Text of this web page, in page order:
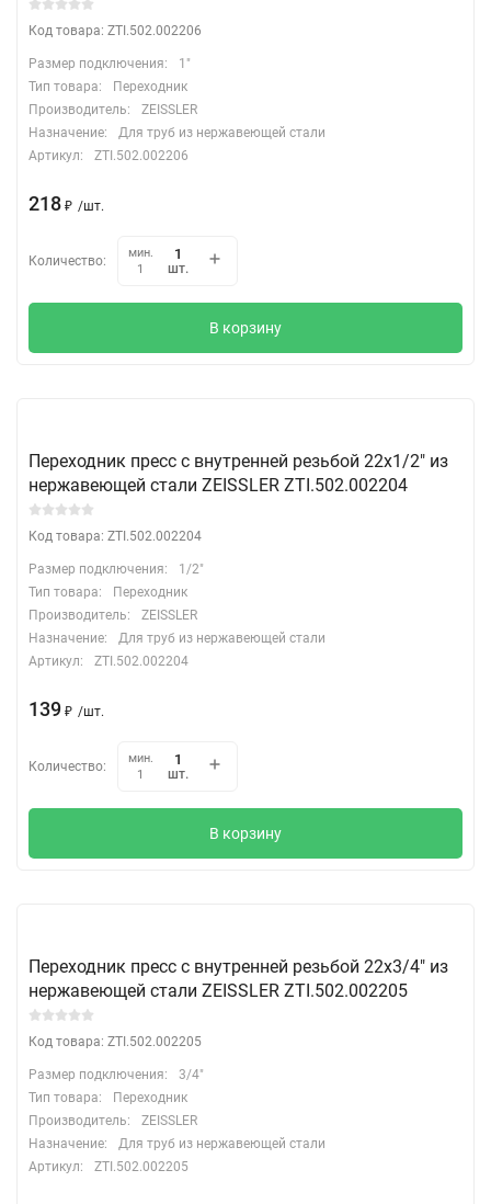
Код товара: ZTI.502.002206
Размер подключения:
1"
Тип товара:
Переходник
Производитель:
ZEISSLER
Назначение:
Для труб из нержавеющей стали
Артикул:
ZTI.502.002206
218 ₽ /шт.
Количество:
мин.
1
шт.
В корзину
Переходник пресс с внутренней резьбой 22х1/2" из
нержавеющей стали ZEISSLER ZTI.502.002204
Код товара: ZTI.502.002204
Размер подключения:
1/2"
Тип товара:
Переходник
Производитель:
ZEISSLER
Назначение:
Для труб из нержавеющей стали
Артикул:
ZTI.502.002204
139 ₽ /шт.
Количество:
мин.
1
шт.
В корзину
Переходник пресс с внутренней резьбой 22х3/4" из
нержавеющей стали ZEISSLER ZTI.502.002205
Код товара: ZTI.502.002205
Размер подключения:
3/4"
Тип товара:
Переходник
Производитель:
ZEISSLER
Назначение:
Для труб из нержавеющей стали
Артикул:
ZTI.502.002205